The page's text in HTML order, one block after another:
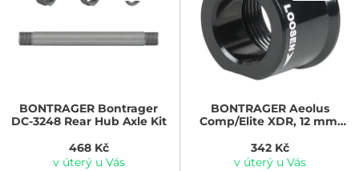
BONTRAGER Bontrager
DC-3248 Rear Hub Axle Kit
468 Kč
v úterý u Vás
BONTRAGER Aeolus
Comp/Elite XDR, 12 mm,
342 Kč
v úterý u Vás